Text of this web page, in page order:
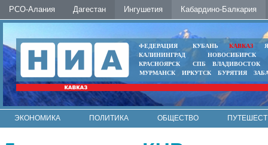
РСО-Алания Дагестан Ингушетия Кабардино-Балкария
ФЕДЕРАЦИЯ КУБАНЬ КАВКАЗ
КАЛИНИНГРАД
НОВОСИБИРСК
КРАСНОЯРСК
СПБ
ВЛАДИВОСТОК
МУРМАНСК
ИРКУТСК БУРЯТИЯ
ЭКОНОМИКА ПОЛИТИКА ОБЩЕСТВО